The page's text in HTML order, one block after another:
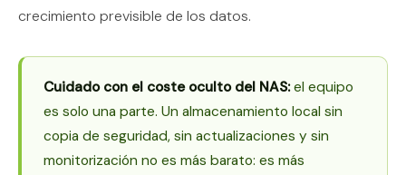
crecimiento previsible de los datos.
Cuidado con el coste oculto del NAS:el equipo
es solo una parte. Un almacenamiento local sin
copia de seguridad, sin actualizaciones y sin
monitorización no es más barato: es más